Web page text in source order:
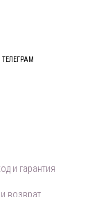
и гарантия
возврат